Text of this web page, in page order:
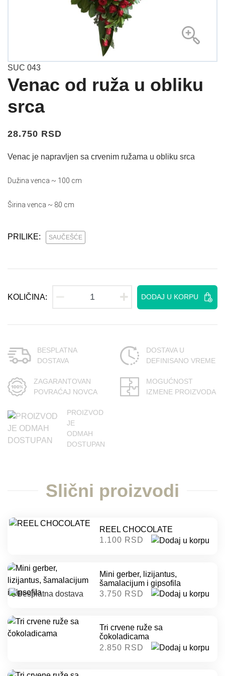
SUC 043
Venac od ruža u obliku
srca
28.750 RSD
Venac je napravljen sa crvenim ružama u obliku srca
Dužina venca ~ 100 cm
Širina venca ~ 80 cm
PRILIKE: SAUČEŠĆE
KOLIČINA: DODAJ U KORPU
BESPLATNA
DOSTAVA
DOSTAVA U
DEFINISANO VREME
ZAGARANTOVAN
POVRAĆAJ NOVCA
MOGUĆNOST
IZMENE PROIZVODA
PROIZVOD
JE
ODMAH
DOSTUPAN
Slični proizvodi
REEL CHOCOLATE
1.100 RSD
Mini gerber, lizijantus,
šamalacijum i gipsofila
3.750 RSD
Tri crvene ruže sa
čokoladicama
2.850 RSD